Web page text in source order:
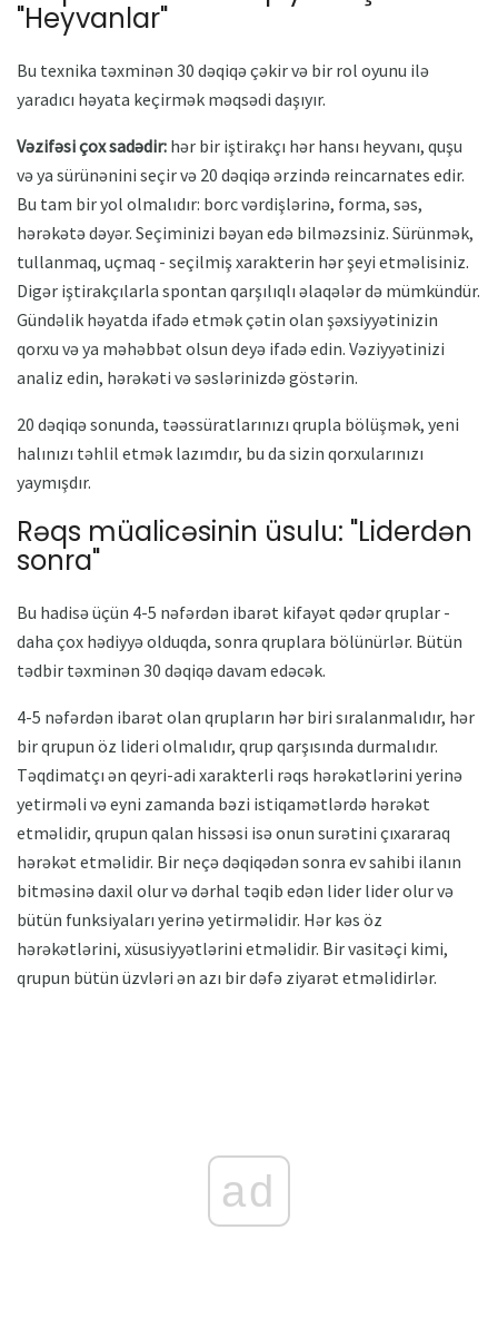
"Heyvanlar"
Bu texnika təxminən 30 dəqiqə çəkir və bir rol oyunu ilə
yaradıcı həyata keçirmək məqsədi daşıyır.
Vəzifəsi çox sadədir: hər bir iştirakçı hər hansı heyvanı, quşu
və ya sürünənini seçir və 20 dəqiqə ərzində reincarnates edir.
Bu tam bir yol olmalıdır: borc vərdişlərinə, forma, səs,
hərəkətə dəyər. Seçiminizi bəyan edə bilməzsiniz. Sürünmək,
tullanmaq, uçmaq - seçilmiş xarakterin hər şeyi etməlisiniz.
Digər iştirakçılarla spontan qarşılıqlı əlaqələr də mümkündür.
Gündəlik həyatda ifadə etmək çətin olan şəxsiyyətinizin
qorxu və ya məhəbbət olsun deyə ifadə edin. Vəziyyətinizi
analiz edin, hərəkəti və səslərinizdə göstərin.
20 dəqiqə sonunda, təəssüratlarınızı qrupla bölüşmək, yeni
halınızı təhlil etmək lazımdır, bu da sizin qorxularınızı
yaymışdır.
Rəqs müalicəsinin üsulu: "Liderdən
sonra"
Bu hadisə üçün 4-5 nəfərdən ibarət kifayət qədər qruplar -
daha çox hədiyyə olduqda, sonra qruplara bölünürlər. Bütün
tədbir təxminən 30 dəqiqə davam edəcək.
4-5 nəfərdən ibarət olan qrupların hər biri sıralanmalıdır, hər
bir qrupun öz lideri olmalıdır, qrup qarşısında durmalıdır.
Təqdimatçı ən qeyri-adi xarakterli rəqs hərəkətlərini yerinə
yetirməli və eyni zamanda bəzi istiqamətlərdə hərəkət
etməlidir, qrupun qalan hissəsi isə onun surətini çıxararaq
hərəkət etməlidir. Bir neçə dəqiqədən sonra ev sahibi ilanın
bitməsinə daxil olur və dərhal təqib edən lider lider olur və
bütün funksiyaları yerinə yetirməlidir. Hər kəs öz
hərəkətlərini, xüsusiyyətlərini etməlidir. Bir vasitəçi kimi,
qrupun bütün üzvləri ən azı bir dəfə ziyarət etməlidirlər.
ad